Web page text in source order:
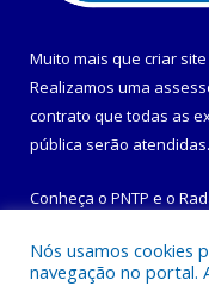
Muito mais que criar site
Realizamos uma
contrato que todas as
pública serão atendidas.
Conheça o PNTP e o
Nós usamos cookies
navegação no portal.